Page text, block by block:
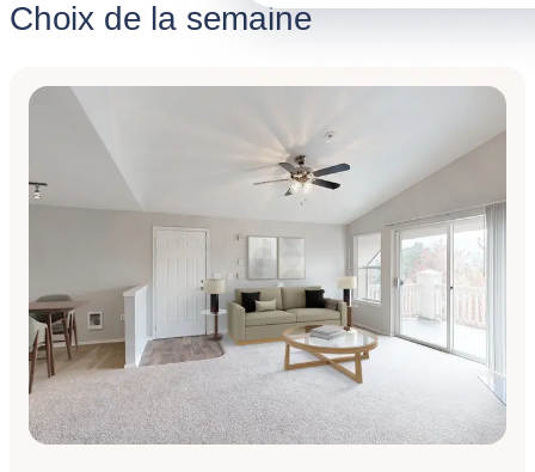
Choix de la semaine